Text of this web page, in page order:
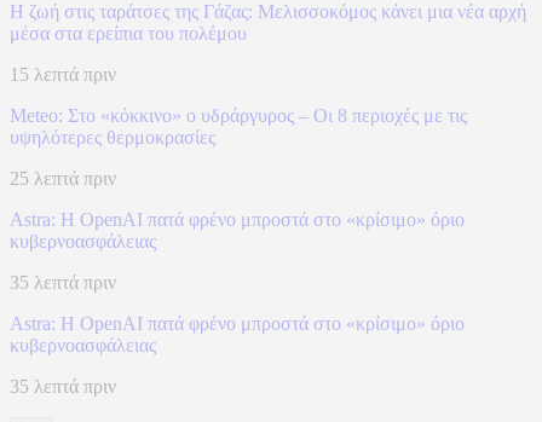
Η ζωή στις ταράτσες της Γάζας: Μελισσοκόμος κάνει μια νέα αρχή
μέσα στα ερείπια του πολέμου
15 λεπτά πριν
Meteo: Στο «κόκκινο» ο υδράργυρος – Οι 8 περιοχές με τις
υψηλότερες θερμοκρασίες
25 λεπτά πριν
Astra: Η OpenAI πατά φρένο μπροστά στο «κρίσιμο» όριο
κυβερνοασφάλειας
35 λεπτά πριν
Astra: Η OpenAI πατά φρένο μπροστά στο «κρίσιμο» όριο
κυβερνοασφάλειας
35 λεπτά πριν